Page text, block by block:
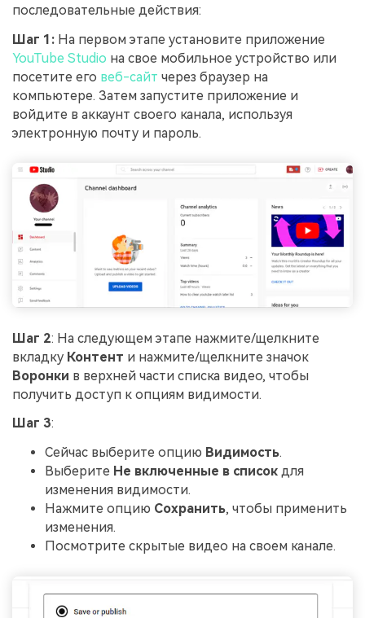
последовательные действия:
Шаг 1: На первом этапе установите приложение
YouTube Studio на свое мобильное устройство или
посетите его веб-сайт через браузер на
компьютере. Затем запустите приложение и
войдите в аккаунт своего канала, используя
электронную почту и пароль.
Шаг 2: На следующем этапе нажмите/щелкните
вкладку Контент и нажмите/щелкните значок
Воронки в верхней части списка видео, чтобы
получить доступ к опциям видимости.
Шаг 3:
Сейчас выберите опцию Видимость.
Выберите Не включенные в список для
изменения видимости.
Нажмите опцию Сохранить, чтобы применить
изменения.
Посмотрите скрытые видео на своем канале.